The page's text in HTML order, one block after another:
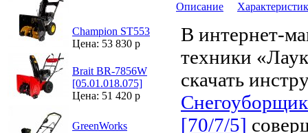
Champion ST553
Цена: 53 830 р
Brait BR-7856W
[05.01.018.075]
Цена: 51 420 р
GreenWorks
Описание
В интернет-
техники
скачать
[70/7/5]